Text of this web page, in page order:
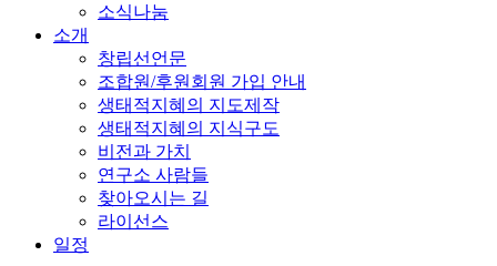
소식나눔
소개
창립선언문
조합원/후원회원 가입 안내
생태적지혜의 지도제작
생태적지혜의 지식구도
비전과 가치
연구소 사람들
찾아오시는 길
라이선스
일정